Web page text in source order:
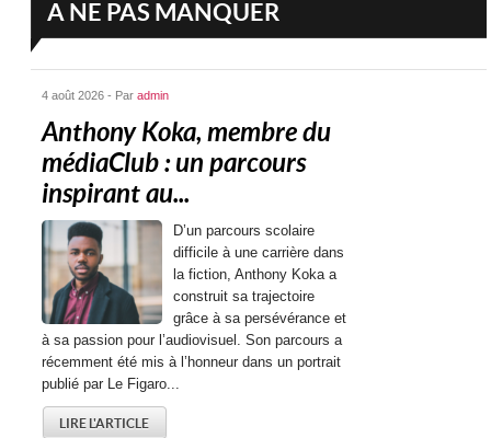
A NE PAS MANQUER
4 août 2026 - Paradmin
Anthony Koka, membre du
médiaClub : un parcours
inspirant au...
D’un parcours scolaire
difficile à une carrière dans
la fiction, Anthony Koka a
construit sa trajectoire
grâce à sa persévérance et
à sa passion pour l’audiovisuel. Son parcours a
récemment été mis à l’honneur dans un portrait
publié par Le Figaro...
LIRE L'ARTICLE